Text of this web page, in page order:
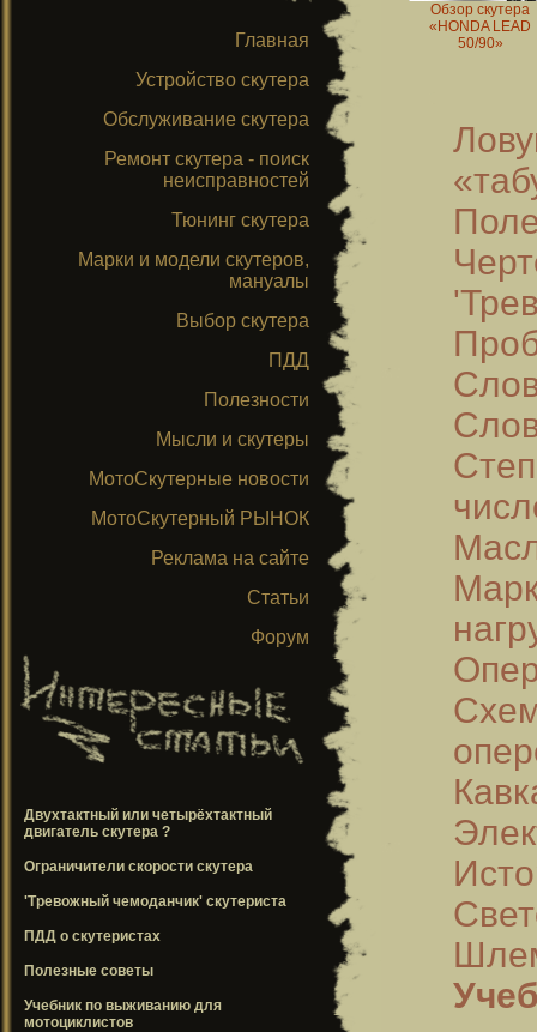
Главная
Устройство скутера
Обслуживание скутера
Ремонт скутера - поиск
неисправностей
Тюнинг скутера
Марки и модели скутеров,
мануалы
Выбор скутера
ПДД
Полезности
Мысли и скутеры
МотоСкутерные новости
МотоСкутерный РЫНОК
Реклама на сайте
Статьи
Форум
Двухтактный или четырёхтактный
двигатель скутера ?
Ограничители скорости скутера
'Тревожный чемоданчик' скутериста
ПДД о скутеристах
Полезные советы
Учебник по выживанию для
мотоциклистов
Обзор скутера
«HONDA LEAD
50/90»